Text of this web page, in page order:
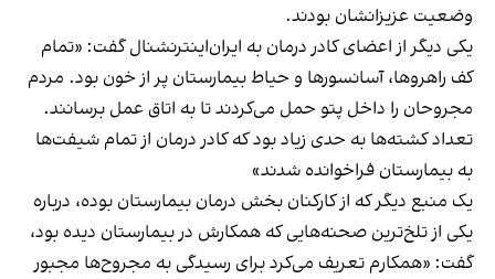
وضعیت عزیزانشان بودند.
یکی دیگر از اعضای کادر درمان به ایران‌اینترنشنال گفت: «تمام
کف راهروها، آسانسورها و حیاط بیمارستان پر از خون بود. مردم
مجروحان را داخل پتو حمل می‌کردند تا به اتاق عمل برسانند.
تعداد کشته‌ها به حدی زیاد بود که کادر درمان از تمام شیفت‌ها
به بیمارستان فراخوانده شدند»
یک منبع دیگر که از کارکنان بخش درمان بیمارستان بوده، درباره
یکی از تلخ‌ترین صحنه‌هایی که همکارش در بیمارستان دیده بود،
گفت: «همکارم تعریف می‌کرد برای رسیدگی به مجروح‌ها مجبور